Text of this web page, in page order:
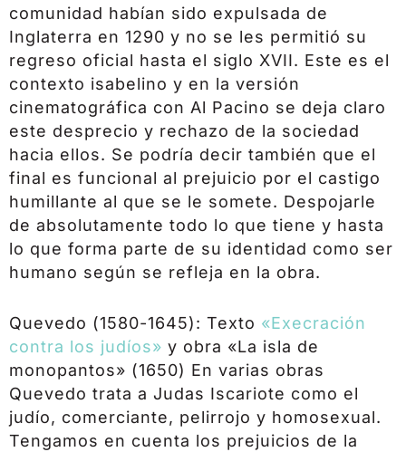
comunidad habían sido expulsada de
Inglaterra en 1290 y no se les permitió su
regreso oficial hasta el siglo XVII. Este es el
contexto isabelino y en la versión
cinematográfica con Al Pacino se deja claro
este desprecio y rechazo de la sociedad
hacia ellos. Se podría decir también que el
final es funcional al prejuicio por el castigo
humillante al que se le somete. Despojarle
de absolutamente todo lo que tiene y hasta
lo que forma parte de su identidad como ser
humano según se refleja en la obra.
Quevedo (1580-1645): Texto «Execración
contra los judíos» y obra «La isla de
monopantos» (1650) En varias obras
Quevedo trata a Judas Iscariote como el
judío, comerciante, pelirrojo y homosexual.
Tengamos en cuenta los prejuicios de la